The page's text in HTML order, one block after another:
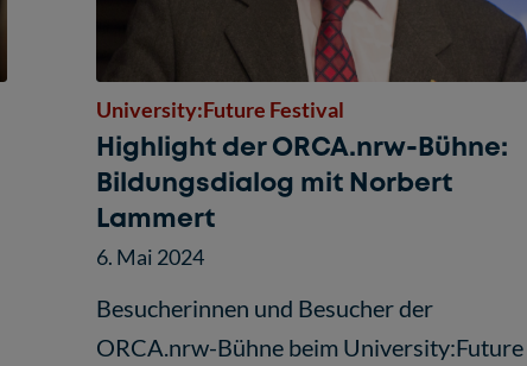
University:Future Festival
Highlight der ORCA.nrw-Bühne:
Bildungsdialog mit Norbert
Lammert
6. Mai 2024
Besucherinnen und Besucher der
ORCA.nrw-Bühne beim University:Future